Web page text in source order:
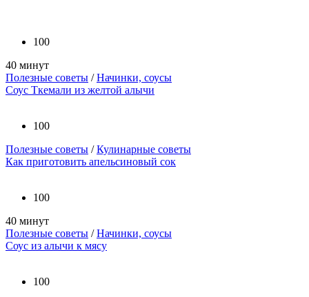
100
40 минут
Полезные советы /Начинки, соусы
Соус Ткемали из желтой алычи
100
Полезные советы /Кулинарные советы
Как приготовить апельсиновый сок
100
40 минут
Полезные советы /Начинки, соусы
Соус из алычи к мясу
100